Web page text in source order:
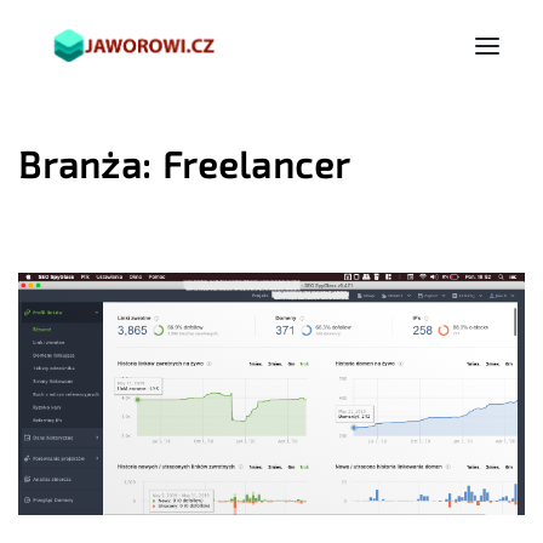
Branża: Freelancer